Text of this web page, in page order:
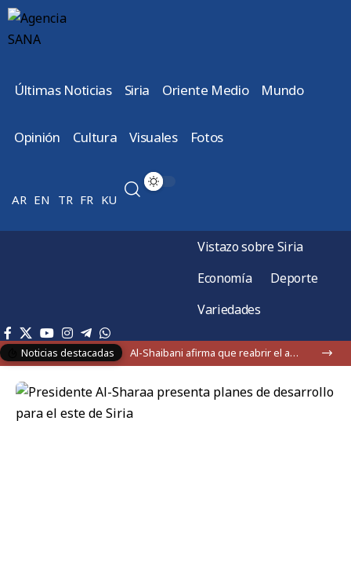
Últimas Noticias Siria Oriente Medio Mundo
Opinión Cultura Visuales Fotos
AR EN TR FR KU
Vistazo sobre Siria
Economía
Deporte
Variedades
Noticias destacadas Al-Shaibani afirma que reabrir el aeropuerto prioriza la recuperación del este sirio